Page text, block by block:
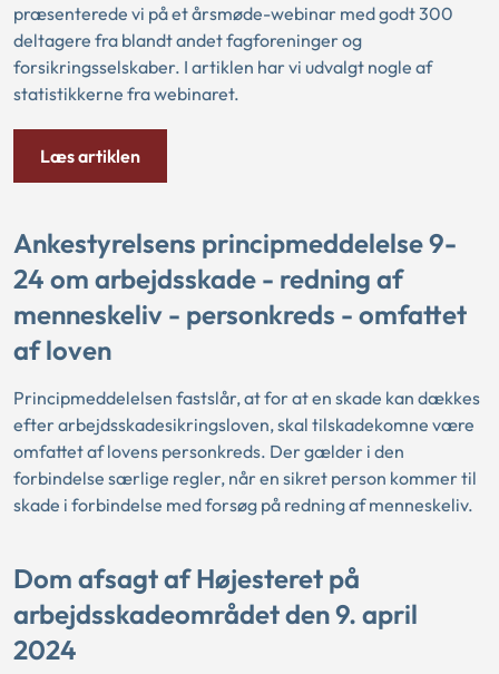
præsenterede vi på et årsmøde-webinar med godt 300
deltagere fra blandt andet fagforeninger og
forsikringsselskaber. I artiklen har vi udvalgt nogle af
statistikkerne fra webinaret.
Læs artiklen
Ankestyrelsens principmeddelelse 9-
24 om arbejdsskade - redning af
menneskeliv - personkreds - omfattet
af loven
Principmeddelelsen fastslår, at for at en skade kan dækkes
efter arbejdsskadesikringsloven, skal tilskadekomne være
omfattet af lovens personkreds. Der gælder i den
forbindelse særlige regler, når en sikret person kommer til
skade i forbindelse med forsøg på redning af menneskeliv.
Dom afsagt af Højesteret på
arbejdsskadeområdet den 9. april
2024